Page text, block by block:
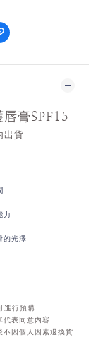
膏SPF15
出貨
力
的光澤
進行預購
代表同意內容
不因個人因素退換貨